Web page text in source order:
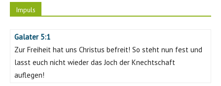
Impuls
Galater 5:1
Zur Freiheit hat uns Christus befreit! So steht nun fest und
lasst euch nicht wieder das Joch der Knechtschaft
auflegen!